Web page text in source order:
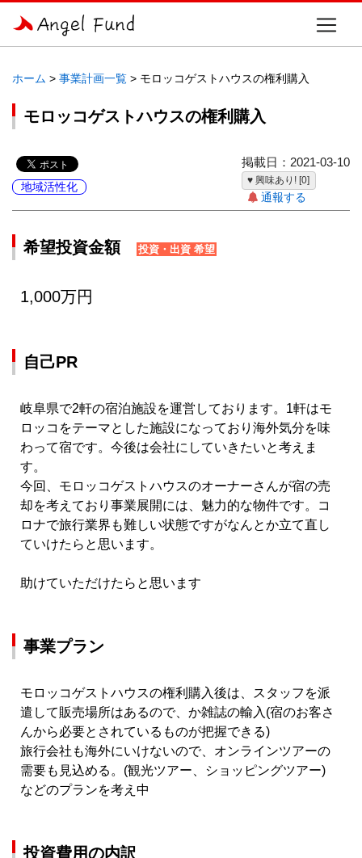
ホーム > 事業計画一覧 > モロッコゲストハウスの権利購入
モロッコゲストハウスの権利購入
地域活性化
掲載日：2021-03-10
♥ 興味あり! [0]
通報する
希望投資金額 投資・出資 希望
1,000万円
自己PR
岐阜県で2軒の宿泊施設を運営しております。1軒はモ
ロッコをテーマとした施設になっており海外気分を味
わって宿です。今後は会社にしていきたいと考えま
す。
今回、モロッコゲストハウスのオーナーさんが宿の売
却を考えており事業展開には、魅力的な物件です。コ
ロナで旅行業界も難しい状態ですがなんとか立て直し
ていけたらと思います。
助けていただけたらと思います
事業プラン
モロッコゲストハウスの権利購入後は、スタッフを派
遣して販売場所はあるので、か雑誌の輸入(宿のお客さ
んから必要とされているものが把握できる)
旅行会社も海外にいけないので、オンラインツアーの
需要も見込める。(観光ツアー、ショッピングツアー)
などのプランを考え中
投資費用の内訳